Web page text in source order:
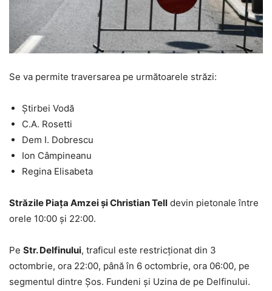
Se va permite traversarea pe următoarele străzi:
Știrbei Vodă
C.A. Rosetti
Dem I. Dobrescu
Ion Câmpineanu
Regina Elisabeta
Străzile Piața Amzei și Christian Tell devin pietonale între
orele 10:00 și 22:00.
Pe Str. Delfinului, traficul este restricționat din 3
octombrie, ora 22:00, până în 6 octombrie, ora 06:00, pe
segmentul dintre Șos. Fundeni și Uzina de pe Delfinului.